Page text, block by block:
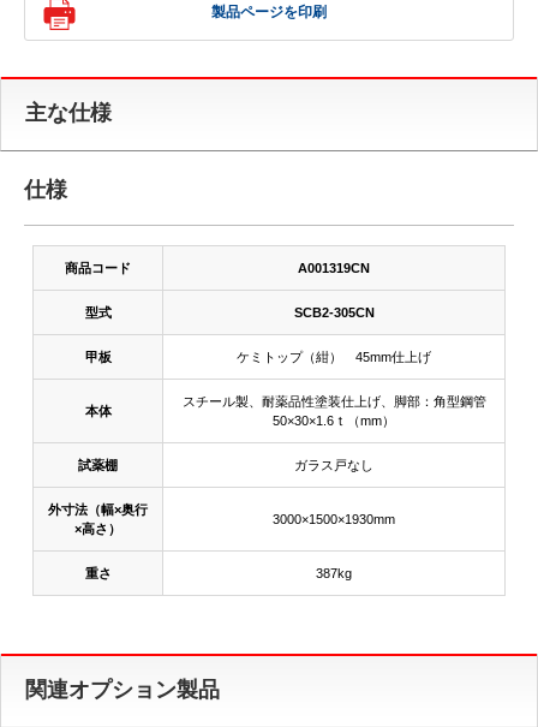
製品ページを印刷
主な仕様
仕様
商品コード A001319CN
型式 SCB2-305CN
甲板 ケミトップ（紺） 45mm仕上げ
本体
スチール製、耐薬品性塗装仕上げ、脚部：角型鋼管
50×30×1.6ｔ（mm）
試薬棚 ガラス戸なし
外寸法（幅×奥行
×高さ）
3000×1500×1930mm
重さ 387kg
関連オプション製品